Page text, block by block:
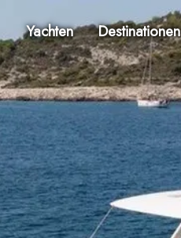
Yachten Destinationen